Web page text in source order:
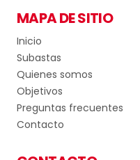
MAPA DE SITIO
Inicio
Subastas
Quienes somos
Objetivos
Preguntas frecuentes
Contacto